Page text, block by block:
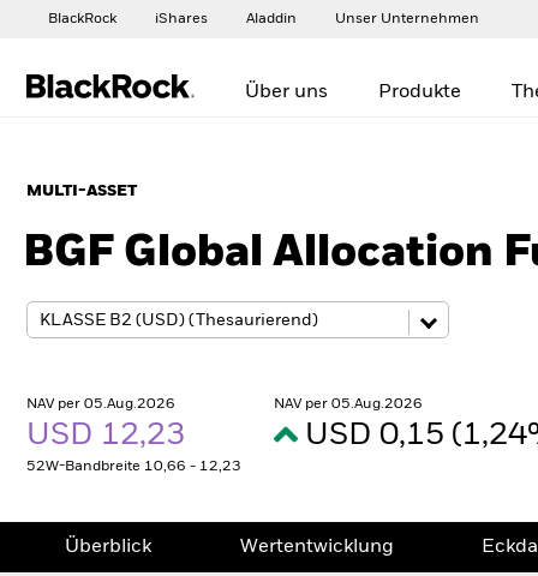
BlackRock iShares Aladdin Unser Unternehmen
Über uns Produkte
MULTI-ASSET
BGF Global Allocation
NAV per 05.Aug.2026
USD 12,23
52W-Bandbreite 10,66 - 12,23
NAV per 05.Aug.2026
USD 0,15
Überblick Wertentwicklung